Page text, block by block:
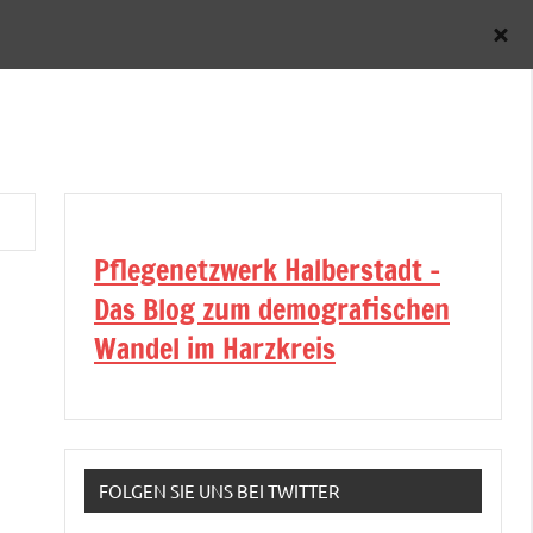
Pflegenetzwerk Halberstadt -
Das Blog zum demografischen
Wandel im Harzkreis
FOLGEN SIE UNS BEI TWITTER